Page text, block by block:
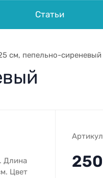
Статьи
см, пепельно-сиреневый
Длина
Цвет
Артикул
250